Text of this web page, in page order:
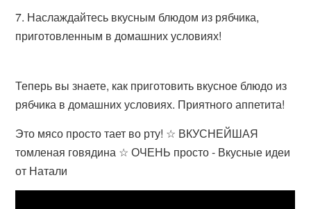
Наслаждайтесь вкусным блюдом из рябчика,
приготовленным в домашних условиях!
Теперь вы знаете, как приготовить вкусное блюдо из
рябчика в домашних условиях. Приятного аппетита!
Это мясо просто тает во рту! ☆ ВКУСНЕЙШАЯ
томленая говядина ☆ ОЧЕНЬ просто - Вкусные идеи
от Натали